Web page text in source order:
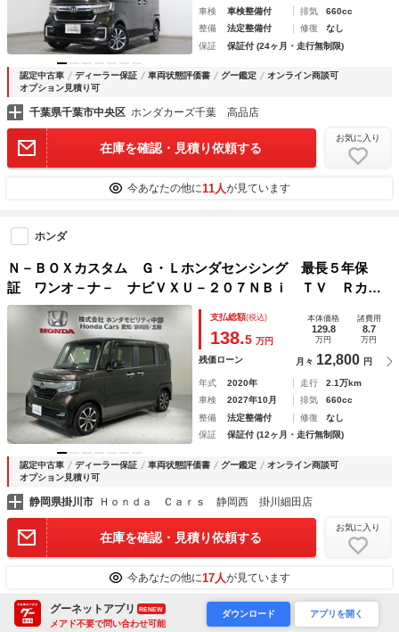
車検
車検整備付 排気
660cc
整備
法定整備付 修復
なし
保証
保証付 (24ヶ月・走行無制限)
認定中古車 ディーラー保証 車両状態評価書 グー鑑定
オンライン商談可
オプション見積り可
千葉県千葉市中央区 ホンダカーズ千葉 高品店
在庫を確認・見積り依頼する
お気に入り
今あなたの他に11人が見ています
ホンダ
Ｎ－ＢＯＸカスタム Ｇ・Ｌホンダセンシング 最長５年保
証 ワンオ－ナ－ ナビＶＸＵ－２０７ＮＢｉ ＴＶ Ｒカメ
ラ ＢＴオ－ディオ ＤＶＤ ドラレコ シ－トヒ－タ－ Ｅ
ＴＣ ＬＥＤライト 両側電動ドア ＶＳＡ クルコン アル
ミ スマ－トキ－
支払総額(税込)
138.5 万円
本体価格
129.8
万円
諸費用
8.7
万円
残価ローン 月々 12,800 円
年式 2020年 走行
2.1万km
車検
2027年10月 排気
660cc
整備
法定整備付 修復
なし
保証
保証付 (12ヶ月・走行無制限)
認定中古車 ディーラー保証 車両状態評価書 グー鑑定
オンライン商談可
オプション見積り可
静岡県掛川市 Ｈｏｎｄａ Ｃａｒｓ 静岡西 掛川細田店
在庫を確認・見積り依頼する
お気に入り
今あなたの他に17人が見ています
UP ホンダ
グーネットアプリ RENEW
メアド不要で問い合わせ可能
ダウンロード アプリを開く